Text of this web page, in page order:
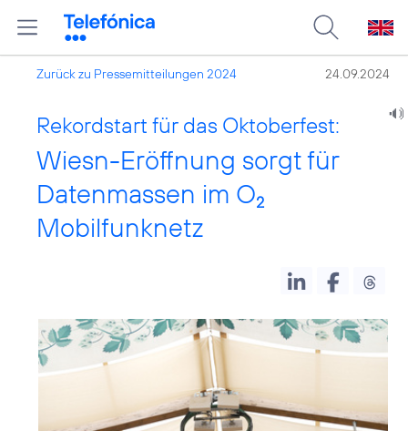
Zurück zu Pressemitteilungen 2024 24.09.2024
Rekordstart für das Oktoberfest:
Wiesn-Eröffnung sorgt für
Datenmassen im O2
Mobilfunknetz